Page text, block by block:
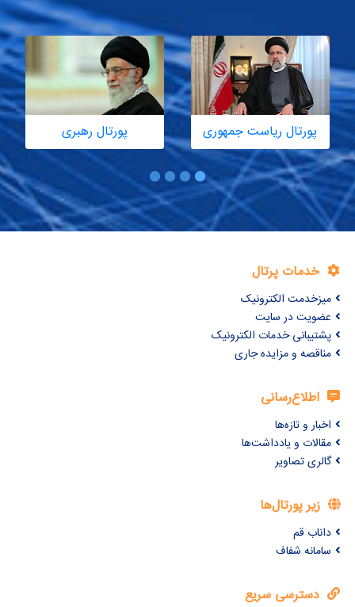
ریاست جمهوری پورتال رهبری
پرتال
الکترونیک
در سایت
خدمات الکترونیک
و مزایده جاری
تازه‌ها
و یادداشت‌ها
شفاف
سریع